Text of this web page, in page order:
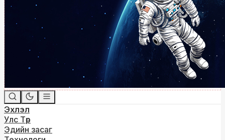
Эхлэл
Улс Төр
Эдийн засаг